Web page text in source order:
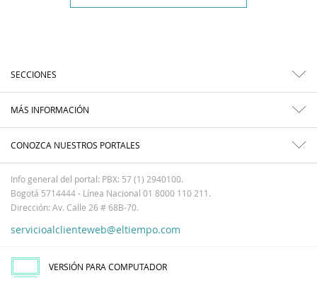
SECCIONES
MÁS INFORMACIÓN
CONOZCA NUESTROS PORTALES
Info general del portal: PBX: 57 (1) 2940100.
Bogotá 5714444 - Línea Nacional 01 8000 110 211.
Dirección: Av. Calle 26 # 68B-70.
servicioalclienteweb@eltiempo.com
VERSIÓN PARA COMPUTADOR